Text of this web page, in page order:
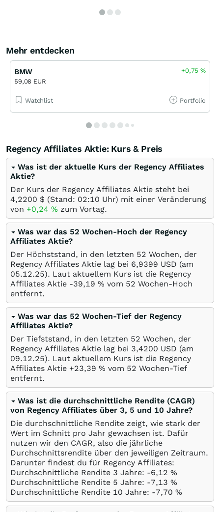
Mehr entdecken
BMW
59,08 EUR
+0,75%
Watchlist Portfolio
Regency Affiliates Aktie: Kurs & Preis
Was ist der aktuelle Kurs der Regency Affiliates
Aktie?
Der Kurs der Regency Affiliates Aktie steht bei
4,2200 $ (Stand: 02:10 Uhr) mit einer Veränderung
von +0,24 % zum Vortag.
Was war das 52 Wochen-Hoch der Regency
Affiliates Aktie?
Der Höchststand, in den letzten 52 Wochen, der
Regency Affiliates Aktie lag bei 6,9399 USD (am
05.12.25). Laut aktuellem Kurs ist die Regency
Affiliates Aktie -39,19 % vom 52 Wochen-Hoch
entfernt.
Was war das 52 Wochen-Tief der Regency
Affiliates Aktie?
Der Tiefststand, in den letzten 52 Wochen, der
Regency Affiliates Aktie lag bei 3,4200 USD (am
09.12.25). Laut aktuellem Kurs ist die Regency
Affiliates Aktie +23,39 % vom 52 Wochen-Tief
entfernt.
Was ist die durchschnittliche Rendite (CAGR)
von Regency Affiliates über 3, 5 und 10 Jahre?
Die durchschnittliche Rendite zeigt, wie stark der
Wert im Schnitt pro Jahr gewachsen ist. Dafür
nutzen wir den CAGR, also die jährliche
Durchschnittsrendite über den jeweiligen Zeitraum.
Darunter findest du für Regency Affiliates:
Durchschnittliche Rendite 3 Jahre: -6,12 %
Durchschnittliche Rendite 5 Jahre: -7,13 %
Durchschnittliche Rendite 10 Jahre: -7,70 %